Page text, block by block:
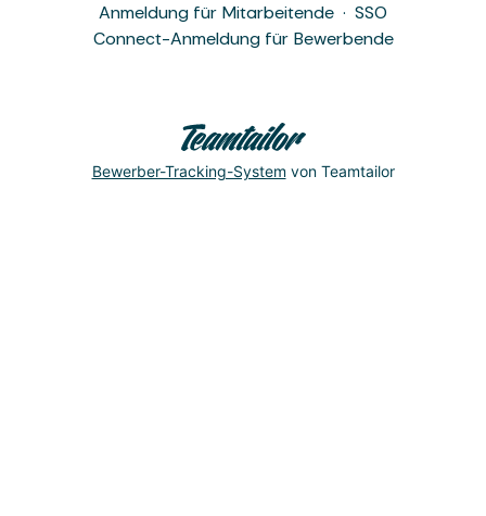
Anmeldung für Mitarbeitende · SSO
Connect-Anmeldung für Bewerbende
Bewerber-Tracking-System von Teamtailor